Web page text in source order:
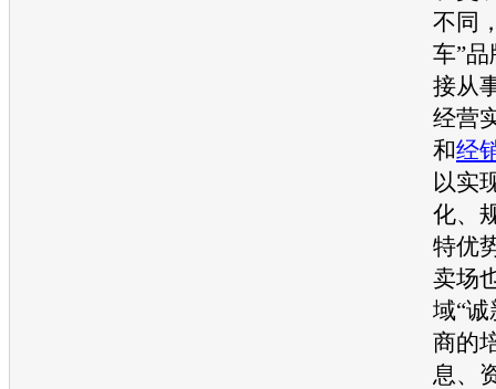
不同
车”
接从
经营
和经
以实
化、
特优
卖场
域“诚
商的
息、